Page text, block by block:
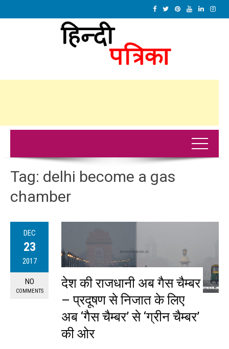
Tag: delhi become a gas
chamber
DEC
23
2017
NO
COMMENTS
देश की राजधानी अब गैस चैम्बर
– प्रदूषण से निजात के लिए
अब ‘गैस चैम्बर’ से ‘ग्रीन चैम्बर’
की ओर